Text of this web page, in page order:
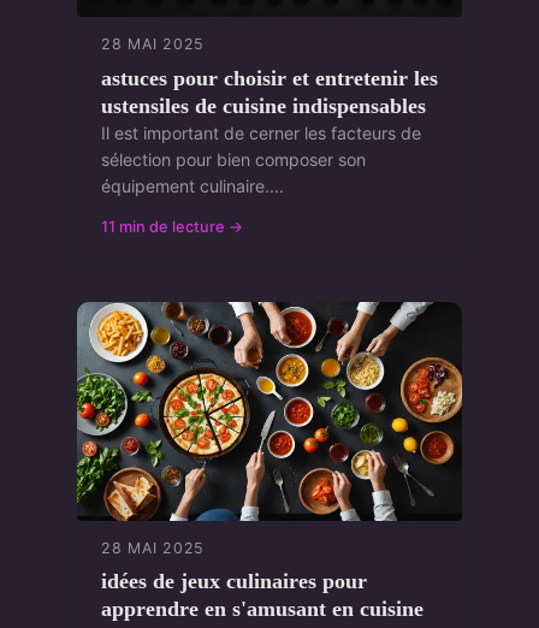
28 MAI 2025
astuces pour choisir et entretenir les
ustensiles de cuisine indispensables
Il est important de cerner les facteurs de
sélection pour bien composer son
équipement culinaire....
11 min de lecture →
28 MAI 2025
idées de jeux culinaires pour
apprendre en s'amusant en cuisine